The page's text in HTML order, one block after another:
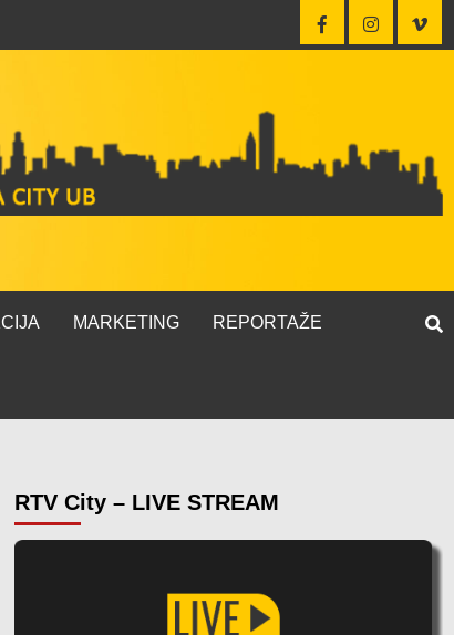
MARKETING REPORTAŽE
RTV City – LIVE STREAM